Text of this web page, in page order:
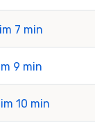
7 min
9 min
10 min